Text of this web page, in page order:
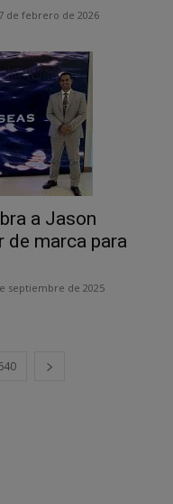
de febrero de 2026
a Jason
de marca para
septiembre de 2025